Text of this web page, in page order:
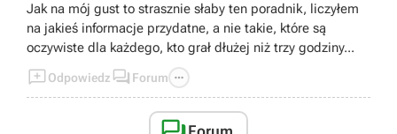
Jak na mój gust to strasznie słaby ten poradnik, liczyłem
na jakieś informacje przydatne, a nie takie, które są
oczywiste dla każdego, kto grał dłużej niż trzy godziny...
Odpowiedz  Forum 